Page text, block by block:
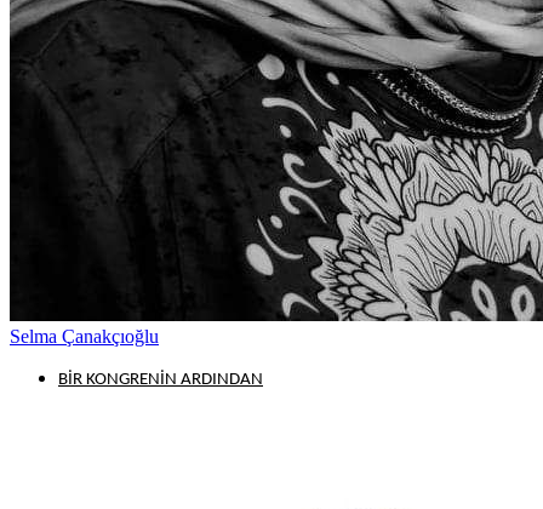
Selma Çanakçıoğlu
BİR KONGRENİN ARDINDAN